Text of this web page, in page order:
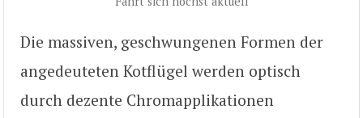
Die massiven, geschwungenen Formen der
angedeuteten Kotflügel werden optisch
durch dezente Chromapplikationen